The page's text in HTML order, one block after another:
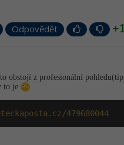
Odpovědět
obstojí z profesionální
to je
479680044